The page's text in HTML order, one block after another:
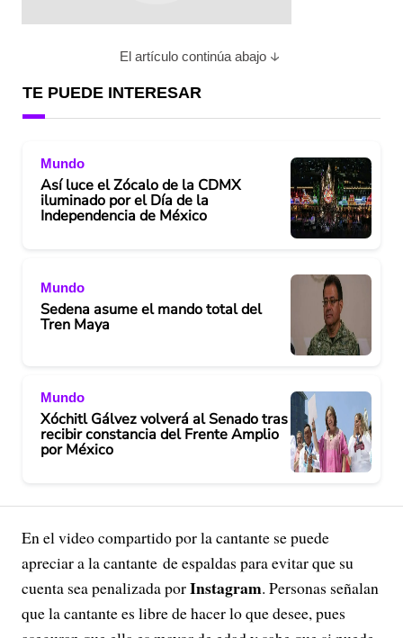
El artículo continúa abajo
TE PUEDE INTERESAR
Mundo
Así luce el Zócalo de la CDMX
iluminado por el Día de la
Independencia de México
Mundo
Sedena asume el mando total del
Tren Maya
Mundo
Xóchitl Gálvez volverá al Senado tras
recibir constancia del Frente Amplio
por México
En el video compartido por la cantante se puede
apreciar a la cantante de espaldas para evitar que su
cuenta sea penalizada porInstagram. Personas señalan
que la cantante es libre de hacer lo que desee, pues